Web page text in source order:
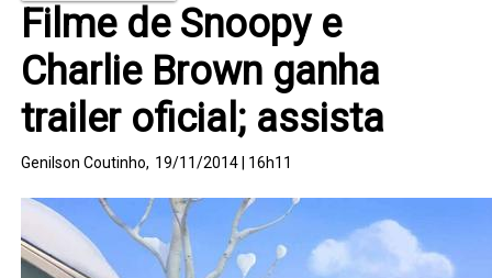
Filme de Snoopy e
Charlie Brown ganha
trailer oficial; assista
Genilson Coutinho, 19/11/2014 | 16h11